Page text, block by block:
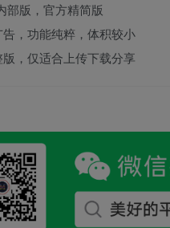
部版，官方精简版
，功能纯粹，体积较小
，仅适合上传下载分享